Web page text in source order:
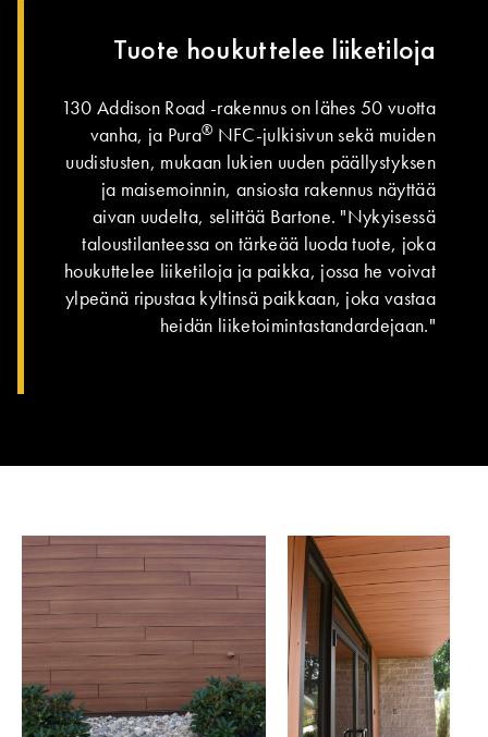
Tuote houkuttelee liiketiloja
130 Addison Road -rakennus on lähes 50 vuotta
vanha, ja Pura® NFC-julkisivun sekä muiden
uudistusten, mukaan lukien uuden päällystyksen
ja maisemoinnin, ansiosta rakennus näyttää
aivan uudelta, selittää Bartone. "Nykyisessä
taloustilanteessa on tärkeää luoda tuote, joka
houkuttelee liiketiloja ja paikka, jossa he voivat
ylpeänä ripustaa kyltinsä paikkaan, joka vastaa
heidän liiketoimintastandardejaan."